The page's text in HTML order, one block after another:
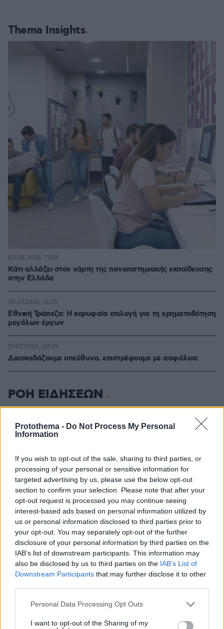
Protothema - Do Not Process My Personal
Information
If you wish to opt-out of the sale, sharing to third parties, or
processing of your personal or sensitive information for
targeted advertising by us, please use the below opt-out
section to confirm your selection. Please note that after your
opt-out request is processed you may continue seeing
interest-based ads based on personal information utilized by
us or personal information disclosed to third parties prior to
your opt-out. You may separately opt-out of the further
disclosure of your personal information by third parties on the
IAB’s list of downstream participants. This information may
also be disclosed by us to third parties on the IAB’s List of
Downstream Participants that may further disclose it to other
Please note that this website/app uses one or more Google
not limited to your visit or usage behaviour. You may click to
Personal Data Processing Opt Outs
I want to opt-out of the Sharing of my
Thema Insights
Κάτι αλλάζει στον χάρτη της πανεπιστημιακής εκπαίδευσης
στην Ελλάδα
03.08.2026, 11:06
Εθνική Τράπεζα: Η κορυφαία επιλογή για τη χρηματοδότηση
μεγάλων έργων
30.07.2026, 15:25
Διασκεδάζουμε υπεύθυνα, επιστρέφουμε με ασφάλεια
29.07.2026, 09:39
ΡΟΗ ΕΙΔΗΣΕΩΝ
Σουνίου: Συγκρούστηκε με μηχανή της ΔΙΑΣ, δύο
αστυνομικοί τραυματίες, βίντεο
πριν 8 λεπτά
Βοκαριά: Στο λιμανάκι της Χίου όπου μια οικογένεια
ψαράδων σε κάνει «ψαρά για μία μέρα»
πριν 10 λεπτά
Τα είδη κολοκυθιού και πώς τα μαγειρεύουμε
Καταγγελία για νυχτερινή είσοδο ισραηλινών
στρατευμάτων σε χωριό του Λιβάνου, η απάντηση του
Ισραήλ
πριν 18 λεπτά
Καρέτσας και Τζόλης στα «μαχαίρια» – Το ελληνικό
«ραντεβού» που κλέβει την παράσταση
πριν 32 λεπτά
πριν 39 λεπτά